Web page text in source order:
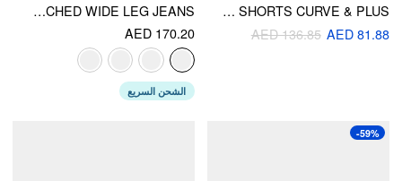
DENIM MID RISE BOWKNOT SHORTS CURVE & PLUS
AED 81.88
AED 136.85
DENIM MID RISE DRAWSTRING RUCHED WIDE LEG JEANS
AED 170.20
الشحن السريع
-59%